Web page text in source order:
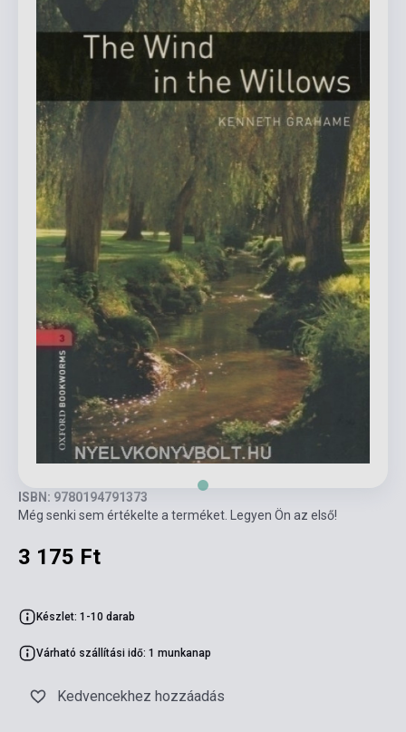
ISBN: 9780194791373
Még senki sem értékelte a terméket. Legyen Ön az első!
3 175 Ft
Készlet: 1-10 darab
Várható szállítási idő: 1 munkanap
Kedvencekhez hozzáadás